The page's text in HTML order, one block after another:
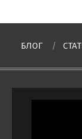
БЛОГ